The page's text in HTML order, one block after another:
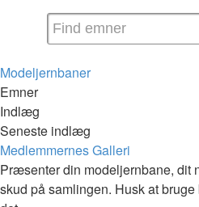
Modeljernbaner
Emner
Indlæg
Seneste indlæg
Medlemmernes Galleri
Præsenter din modeljernbane, dit
skud på samlingen. Husk at